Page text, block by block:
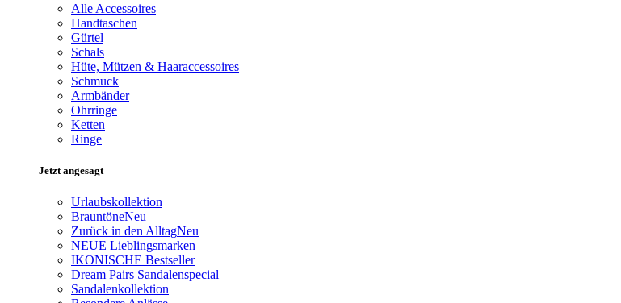
Alle Accessoires
Handtaschen
Gürtel
Schals
Hüte, Mützen & Haaraccessoires
Schmuck
Armbänder
Ohrringe
Ketten
Ringe
Jetzt angesagt
Urlaubskollektion
BrauntöneNeu
Zurück in den AlltagNeu
NEUE Lieblingsmarken
IKONISCHE Bestseller
Dream Pairs Sandalenspecial
Sandalenkollektion